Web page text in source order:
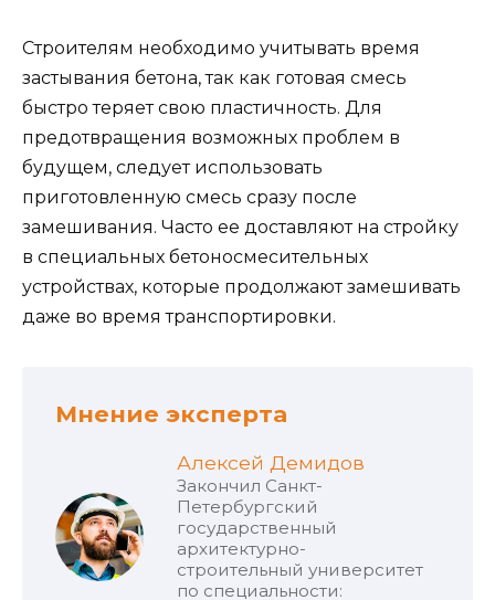
Строителям необходимо учитывать время
застывания бетона, так как готовая смесь
быстро теряет свою пластичность. Для
предотвращения возможных проблем в
будущем, следует использовать
приготовленную смесь сразу после
замешивания. Часто ее доставляют на стройку
в специальных бетоносмесительных
устройствах, которые продолжают замешивать
даже во время транспортировки.
Мнение эксперта
Алексей Демидов
Закончил Санкт-
Петербургский
государственный
архитектурно-
строительный университет
по специальности: